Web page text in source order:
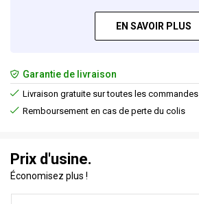
EN SAVOIR PLUS
Garantie de livraison
Livraison gratuite sur toutes les commandes
Remboursement en cas de perte du colis
Prix d'usine.
Économisez plus !